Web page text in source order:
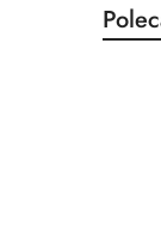
Pomiń
o